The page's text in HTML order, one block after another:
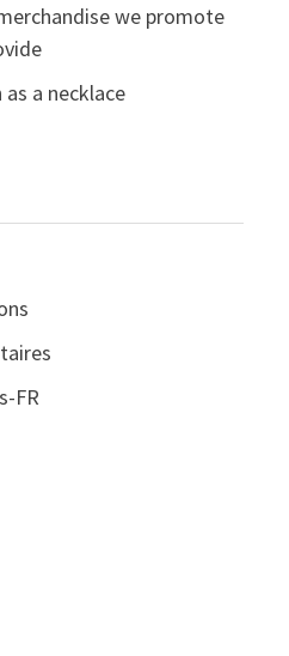
we promote
a necklace
FR